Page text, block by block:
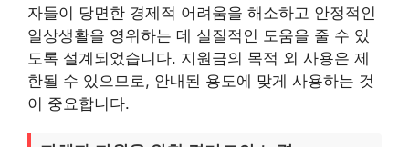
자들이 당면한 경제적 어려움을 해소하고 안정적인
일상생활을 영위하는 데 실질적인 도움을 줄 수 있
도록 설계되었습니다. 지원금의 목적 외 사용은 제
한될 수 있으므로, 안내된 용도에 맞게 사용하는 것
이 중요합니다.